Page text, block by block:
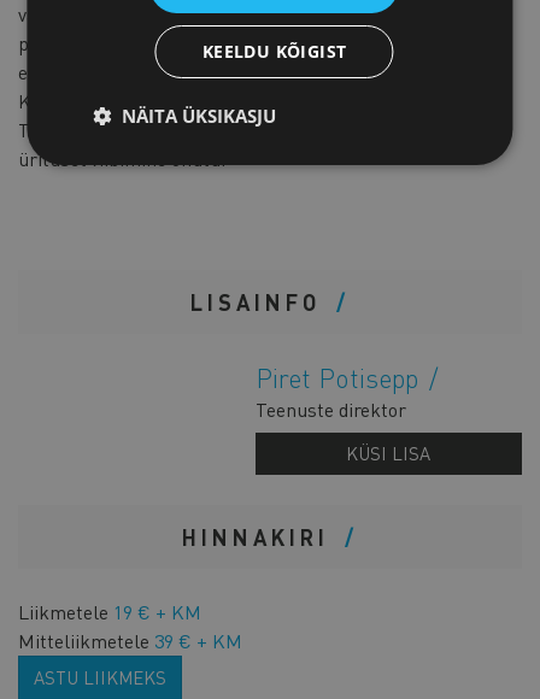
vaktsineeritud inimesed. Vastavad tõendid saab luua
patsiendiportaalis
digilugu.eening on kohustuslikud
ettenäitamiseks kõigile Naisjuhtide Klubi külalistele.
Kohapeal testi tegemise võimalus kahjuks puudub.
Teeme omalt poolt kõik võimaliku, et külalistel oleks
üritusel viibimine ohutu.
LISAINFO
Piret Potisepp
Teenuste direktor
KÜSI LISA
HINNAKIRI
Liikmetele 19 € + KM
Mitteliikmetele 39 € + KM
ASTU LIIKMEKS
KEELDU KÕIGIST
NÄITA ÜKSIKASJU